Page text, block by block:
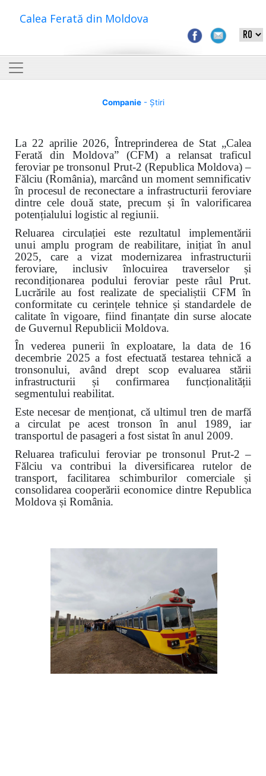
Calea Ferată din Moldova
Companie- Știri
La 22 aprilie 2026, Întreprinderea de Stat „Calea
Ferată din Moldova” (CFM) a relansat traficul
feroviar pe tronsonul Prut-2 (Republica Moldova) –
Fălciu (România), marcând un moment semnificativ
în procesul de reconectare a infrastructurii feroviare
dintre cele două state, precum și în valorificarea
potențialului logistic al regiunii.
Reluarea circulației este rezultatul implementării
unui amplu program de reabilitare, inițiat în anul
2025, care a vizat modernizarea infrastructurii
feroviare, inclusiv înlocuirea traverselor și
recondiționarea podului feroviar peste râul Prut.
Lucrările au fost realizate de specialiștii CFM în
conformitate cu cerințele tehnice și standardele de
calitate în vigoare, fiind finanțate din surse alocate
de Guvernul Republicii Moldova.
În vederea punerii în exploatare, la data de 16
decembrie 2025 a fost efectuată testarea tehnică a
tronsonului, având drept scop evaluarea stării
infrastructurii și confirmarea funcționalității
segmentului reabilitat.
Este necesar de menționat, că ultimul tren de marfă
a circulat pe acest tronson în anul 1989, iar
transportul de pasageri a fost sistat în anul 2009.
Reluarea traficului feroviar pe tronsonul Prut-2 –
Fălciu va contribui la diversificarea rutelor de
transport, facilitarea schimburilor comerciale și
consolidarea cooperării economice dintre Republica
Moldova și România.